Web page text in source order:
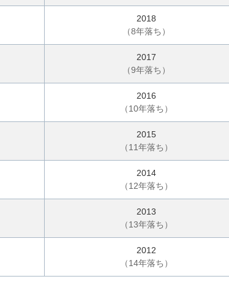
2018
（8年落ち）
2017
（9年落ち）
2016
（10年落ち）
2015
（11年落ち）
2014
（12年落ち）
2013
（13年落ち）
2012
（14年落ち）